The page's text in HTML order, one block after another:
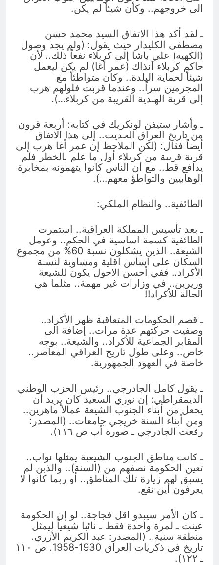
الى خروجهم.. وكأن شيئاً لم يكن.
ـ لقد أكد هذا الاتفاق السيد محمد حسن
مصطفى الكليدار حيث يقول: (ولم يجد وصول
(الكهية) علي باشا إلى كربلاء نفعاً ذلك.. لأن
حاكم كربلاء آنذاك (عمر أغا) لم يكن ليعمل
شيئاً لحماية البلدة.. وكان متواطئاً مع
المجرمين سراً.. وعندما قربت فلولهم هرب
إلى قرية الهندية القريبة من كربلاء…).
ـ وأشار ستيفن لونكريك في كتابه: أربعة قرون
من تاريخ العراق الحديث.. إلى هذا الاتفاق
أيضاً فقال: (لكن الملاحظ إن عمر أغا هرب إلى
قرية قريبة من كربلاء أول ما علم بالخطر فلم
يدافع قط.. مع أن الناس كانوا يتهمونه بمخابرة
الوهابيين والتواطؤ معهم…).
الطائفية.. والنظام الملكي:
ـ بعد تأسيس المملكة العراقية.. استمرت
الطائفية كسمة اساسية في الحكم.. وعومل
الشيعة.. الذين يشكلون نسبة 60% من مجموع
السكان على اساس اقلية ومساوية لنسبة
الأكراد.. ففي أحسن الاحول يكون للشيعة
وزيرين.. في وزارات غير مهمة.. مثلما هي
الحالة للأكراد!!
ـ قصم الحكومات المتعاقبة ظهر الأكراد..
وصفيت حركتهم عدة مرات.. إضافة الى
المقابر الجماعية للأكراد.. والشيعة.. بوجه
خاص.. وعلى طول تاريخ العراقي المعاصر..
خاصة في العهود الجمهورية.
ـ يقول كامل الجادرجي.. رئيس الحزب الوطني
الديمقراطي: إن نوري السعيد كان يريد أن
يجعل من أبناء الجنوب الشيعة عمالاً ماهرين..
ومن أبناء السنة خريجي جامعات.. (المصدر:
رفعت الجادرجي ـ صورة أب ص ١١٦).
ـ كانت مناطق الجنوب الشيعية يمثلها نواب..
تعين الحكومة نصفهم من (السنة).. والذين لم
يسبق لهم زيارة تلك المناطق.. أو ربما كانوا لا
يعرفون أين تقع.
ـ كان الأمر سيبدو اقل فجاجة.. لو إن الحكومة
عينت ـ لمرة واحدة فقط ـ نائبا شيعياً ليمثل
منطقة سنية.. (المصدر: عبد الكريم الأزري.
تاريخ في ذكريات العراق 1930-1958. ص ١١٠
ـ ١٢٢).